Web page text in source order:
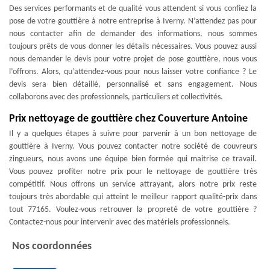
Des services performants et de qualité vous attendent si vous confiez la
pose de votre gouttière à notre entreprise à Iverny. N’attendez pas pour
nous contacter afin de demander des informations, nous sommes
toujours prêts de vous donner les détails nécessaires. Vous pouvez aussi
nous demander le devis pour votre projet de pose gouttière, nous vous
l’offrons. Alors, qu’attendez-vous pour nous laisser votre confiance ? Le
devis sera bien détaillé, personnalisé et sans engagement. Nous
collaborons avec des professionnels, particuliers et collectivités.
Prix nettoyage de gouttière chez Couverture Antoine
Il y a quelques étapes à suivre pour parvenir à un bon nettoyage de
gouttière à Iverny. Vous pouvez contacter notre société de couvreurs
zingueurs, nous avons une équipe bien formée qui maitrise ce travail.
Vous pouvez profiter notre prix pour le nettoyage de gouttière très
compétitif. Nous offrons un service attrayant, alors notre prix reste
toujours très abordable qui atteint le meilleur rapport qualité-prix dans
tout 77165. Voulez-vous retrouver la propreté de votre gouttière ?
Contactez-nous pour intervenir avec des matériels professionnels.
Nos coordonnées